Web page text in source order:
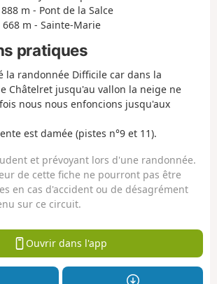
m - Pont de la Salce
668 m - Sainte-Marie
pratiques
la randonnée Difficile car dans la
Châtelret jusqu'au vallon la neige ne
nous nous enfoncions jusqu'aux
est damée (pistes n°9 et 11).
et prévoyant lors d'une randonnée.
de cette fiche ne pourront pas être
en cas d'accident ou de désagrément
sur ce circuit.
Ouvrir dans l'app